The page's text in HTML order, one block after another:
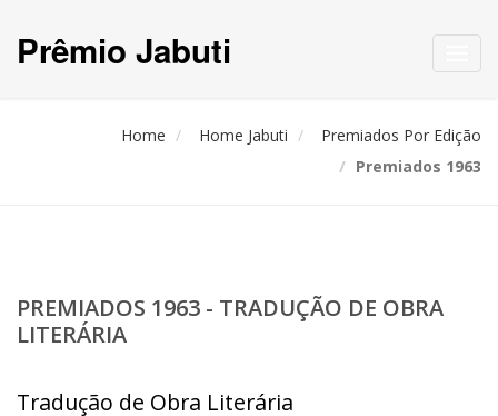
Prêmio Jabuti
Home Home Jabuti
Premiados Por Edição
Premiados 1963
PREMIADOS 1963 - TRADUÇÃO DE OBRA
LITERÁRIA
Tradução de Obra Literária